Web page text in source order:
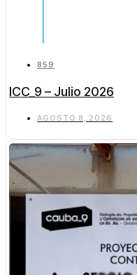
859
ICC_9 – Julio 2026
AGOSTO 8, 2026